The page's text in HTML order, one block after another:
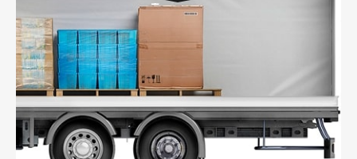
Транспорт:
Газель (1,5 и 3 тонны), Бычок, Еврофура от 5 до
10 тонн
от 5000 руб. Возможен догруз
- Экономный способ доставить вещи от 200 кг в
другой город - догрузом или попутно. Попутные
грузоперевозки для физлиц, ИП и юрлиц обходятся
дешевле.